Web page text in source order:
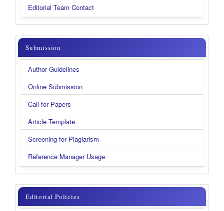
Contact
Editorial Team Contact
submission
Submission
Author Guidelines
Online Submission
Call for Papers
Article Template
Screening for Plagiarism
Reference Manager Usage
menu
Editorial Policies